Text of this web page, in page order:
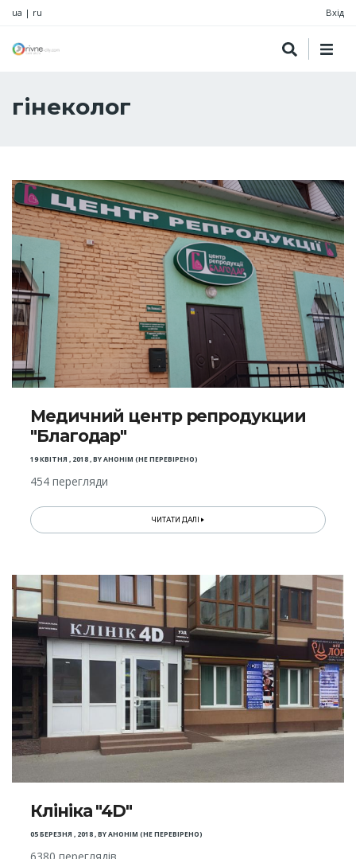
ua | ru Вхід
гінеколог
Медичний центр репродукции
"Благодар"
19 КВІТНЯ , 2018,BYАНОНІМ (НЕ ПЕРЕВІРЕНО)
454 перегляди
ЧИТАТИ ДАЛІ
Клініка "4D"
05 БЕРЕЗНЯ , 2018,BYАНОНІМ (НЕ ПЕРЕВІРЕНО)
6380 переглядів